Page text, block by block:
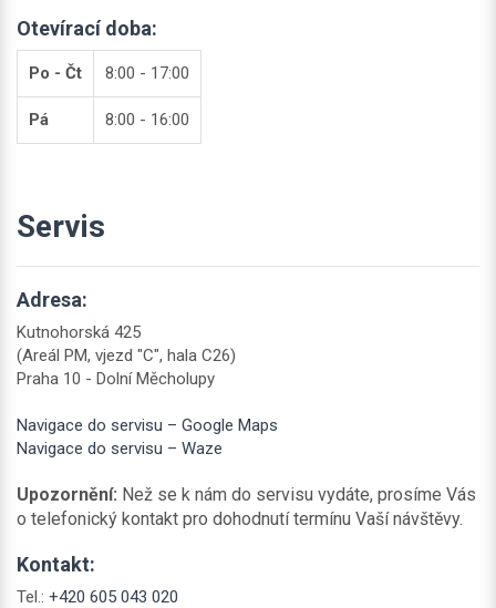
Otevírací doba:
Po - Čt 8:00 - 17:00
Pá 8:00 - 16:00
Servis
Adresa:
Kutnohorská 425
(Areál PM, vjezd "C", hala C26)
Praha 10 - Dolní Měcholupy
Navigace do servisu – Google Maps
Navigace do servisu – Waze
Upozornění: Než se k nám do servisu vydáte, prosíme Vás
o telefonický kontakt pro dohodnutí termínu Vaší návštěvy.
Kontakt:
Tel.: +420 605 043 020